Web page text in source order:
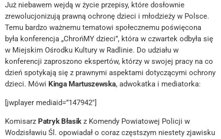
Już niebawem wejdą w życie przepisy, które dosłownie
zrewolucjonizują prawną ochronę dzieci i młodzieży w Polsce.
Temu bardzo ważnemu tematowi społecznemu poświęcona
była konferencja „ChrońMY dzieci”, która w czwartek odbyła się
w Miejskim Ośrodku Kultury w Radlinie. Do udziału w
konferencji zaproszono ekspertów, którzy w swojej pracy na co
dzień spotykają się z prawnymi aspektami dotyczącymi ochrony
dzieci. Mówi Kinga Martuszewska, adwokatka i mediatorka:
[jwplayer mediaid=”147942″]
Komisarz Patryk Błasik z Komendy Powiatowej Policji w
Wodzisławiu Śl. opowiadał o coraz częstszym niestety zjawisku